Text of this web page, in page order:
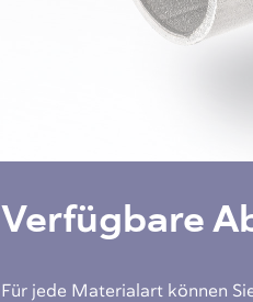
Verfügbare
Für jede Materialart können